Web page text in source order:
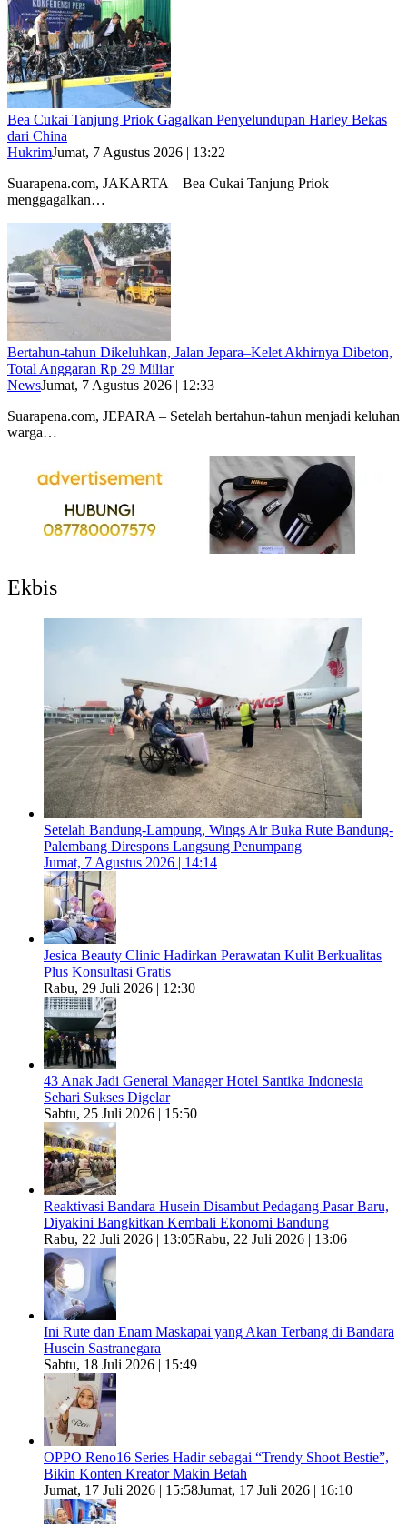
Bea Cukai Tanjung Priok Gagalkan Penyelundupan Harley Bekas
dari China
HukrimJumat, 7 Agustus 2026 | 13:22
Suarapena.com, JAKARTA – Bea Cukai Tanjung Priok
menggagalkan…
Bertahun-tahun Dikeluhkan, Jalan Jepara–Kelet Akhirnya Dibeton,
Total Anggaran Rp 29 Miliar
NewsJumat, 7 Agustus 2026 | 12:33
Suarapena.com, JEPARA – Setelah bertahun-tahun menjadi keluhan
warga…
Ekbis
Setelah Bandung-Lampung, Wings Air Buka Rute Bandung-
Palembang Direspons Langsung Penumpang
Jumat, 7 Agustus 2026 | 14:14
Jesica Beauty Clinic Hadirkan Perawatan Kulit Berkualitas
Plus Konsultasi Gratis
Rabu, 29 Juli 2026 | 12:30
43 Anak Jadi General Manager Hotel Santika Indonesia
Sehari Sukses Digelar
Sabtu, 25 Juli 2026 | 15:50
Reaktivasi Bandara Husein Disambut Pedagang Pasar Baru,
Diyakini Bangkitkan Kembali Ekonomi Bandung
Rabu, 22 Juli 2026 | 13:05Rabu, 22 Juli 2026 | 13:06
Ini Rute dan Enam Maskapai yang Akan Terbang di Bandara
Husein Sastranegara
Sabtu, 18 Juli 2026 | 15:49
OPPO Reno16 Series Hadir sebagai “Trendy Shoot Bestie”,
Bikin Konten Kreator Makin Betah
Jumat, 17 Juli 2026 | 15:58Jumat, 17 Juli 2026 | 16:10